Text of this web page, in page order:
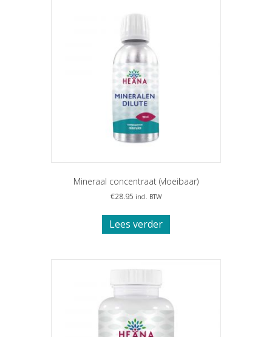
Mineraal concentraat (vloeibaar)
€28.95 incl. BTW
Lees verder